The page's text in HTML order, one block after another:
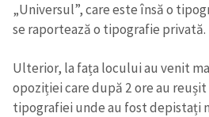
„Universul”, care este însă o
se raportează o tipografie privată.
Ulterior, la fața locului au venit
opoziției care după 2 ore au
tipografiei unde au fost depistați